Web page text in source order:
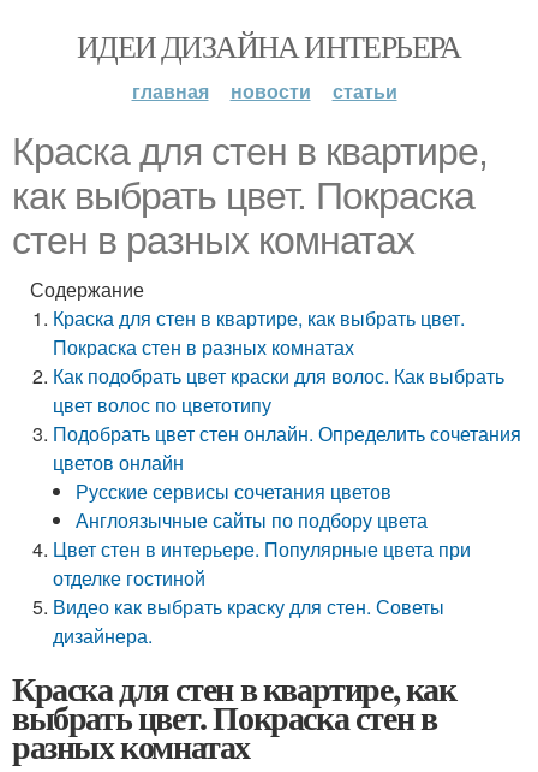
ИДЕИ ДИЗАЙНА ИНТЕРЬЕРА
главная новости статьи
Краска для стен в квартире,
как выбрать цвет. Покраска
стен в разных комнатах
Содержание
Краска для стен в квартире, как выбрать цвет.
Покраска стен в разных комнатах
Как подобрать цвет краски для волос. Как выбрать
цвет волос по цветотипу
Подобрать цвет стен онлайн. Определить сочетания
цветов онлайн
Русские сервисы сочетания цветов
Англоязычные сайты по подбору цвета
Цвет стен в интерьере. Популярные цвета при
отделке гостиной
Видео как выбрать краску для стен. Советы
дизайнера.
Краска для стен в квартире, как
выбрать цвет. Покраска стен в
разных комнатах